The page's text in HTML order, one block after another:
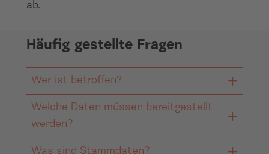
ab.
Häufig gestellte Fragen
Wer ist betroffen?
Betreiber von steuerbaren
Erzeugungsanlagen ab 100 kW, Speicher-
und KWK-Anlagen, Netzbetreiber,
Welche Daten müssen bereitgestellt
werden?
Was sind Stammdaten?